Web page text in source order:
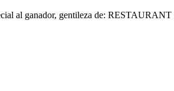
al ganador, gentileza de: